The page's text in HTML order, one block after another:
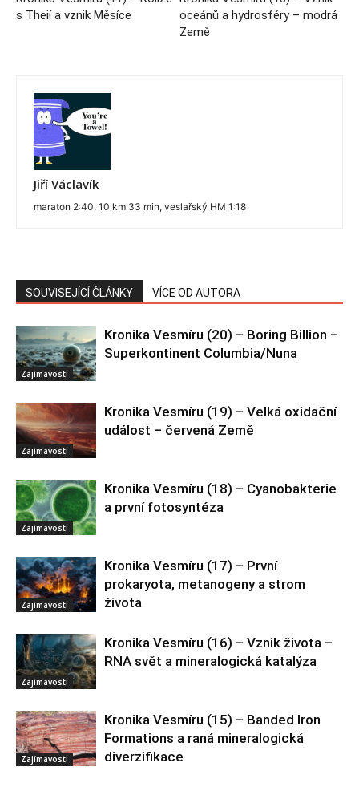
s Theií a vznik Měsíce
oceánů a hydrosféry – modrá
Země
Jiří Václavík
maraton 2:40, 10 km 33 min, veslařský HM 1:18
SOUVISEJÍCÍ ČLÁNKY VÍCE OD AUTORA
Zajímavosti
Kronika Vesmíru (20) – Boring Billion –
Superkontinent Columbia/Nuna
Zajímavosti
Kronika Vesmíru (19) – Velká oxidační
událost – červená Země
Zajímavosti
Kronika Vesmíru (18) – Cyanobakterie
a první fotosyntéza
Zajímavosti
Kronika Vesmíru (17) – První
prokaryota, metanogeny a strom
života
Zajímavosti
Kronika Vesmíru (16) – Vznik života –
RNA svět a mineralogická katalýza
Zajímavosti
Kronika Vesmíru (15) – Banded Iron
Formations a raná mineralogická
diverzifikace